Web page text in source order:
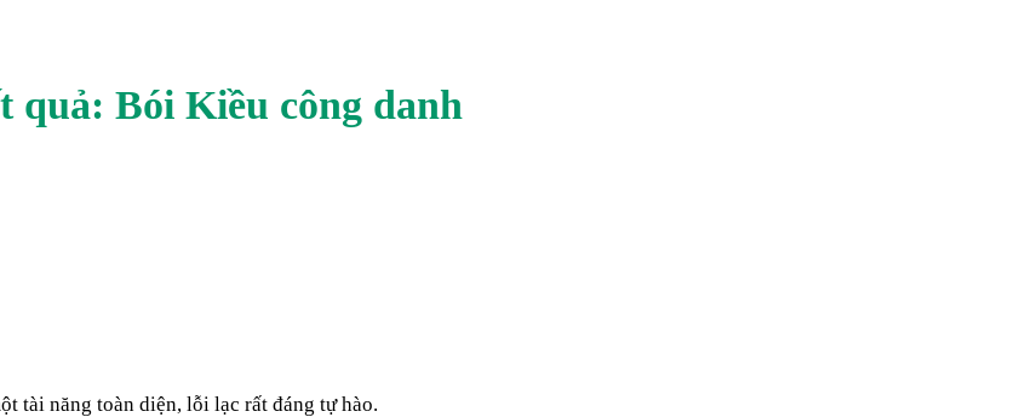
quả: Bói Kiều công danh
tài năng toàn diện, lỗi lạc rất đáng tự hào.